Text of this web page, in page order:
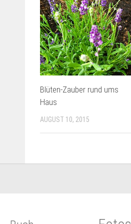
Blüten-Zauber rund ums
Haus
AUGUST 10, 2015